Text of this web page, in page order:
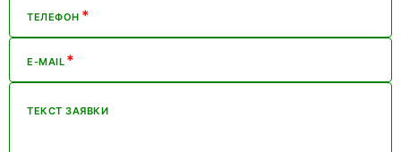
ТЕЛЕФОН *
E-MAIL *
ТЕКСТ ЗАЯВКИ